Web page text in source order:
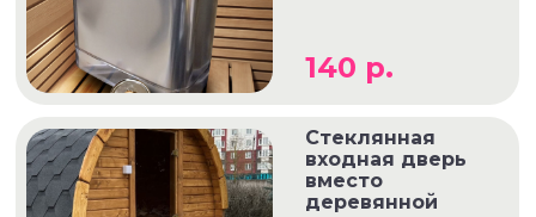
140 р.
Стеклянная
входная дверь
вместо
деревянной